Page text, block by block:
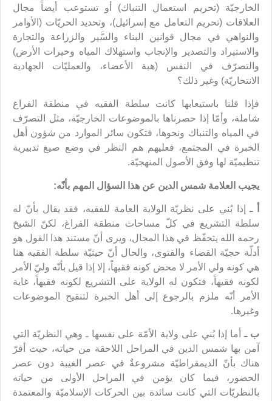
الخارجيّة (تحريم استعمال التنباك) أو تستوعب أيضاً مجال
العلاقات (تحريم التعامل مع إسرائيل)، وتحديد الحريّات (الأوامر
والنواهي في مجال قوانين البناء والسَّير والزراعة والتجارة
والاستيراد والتصدير والإنجاب واستهلاك المياه وخيرات الأرض)
والتصرّف في النفس (هبة الأعضاء، والعمليّات الجهادية
الانتحاريّة) وغير ذلك؟
فإذا قلنا باستيعابها كانت سلطة الفقيه في منطقة الفراغ
شاملة، وأمّا إذا حصرناها بالموضوعات الخارجيّة، مثل التصرّف
في المياه والتنباك ونحوها، فتكون سائر الموارد من شؤون أهل
الخبرة في المجتمع، فعليهم هم النظر في وضع صيغ تدبيرية
تنظيميّة لها وفق الأصول المنهجيّة.
يجيب العلامة شمس الدين عن هذا السؤال المهم بأنّه:
أ ـإذا بُني على نظريّة الولاية العامة للفقيه، فقد يقال بأنّ له
سلطة التشريع في كلّ مساحات منطقة الفراغ، لكنّ الشيخ
رحمه الله يتحفّظ في هذا المجال، ويرى أنّ مستند هذا القول هو
أدلّة حجيّة القضاء والفتوى، والحال أنّ حيثيّة سلطة الفقيه هنا
هي كونه ولي الأمر لا محض كونه فقيهاً، إلا إذا قيل بأنّه وليّ الأمر
لكونه فقيهاً، فتكون له الولاية على التشريع لكونه فقيهاً، غاية
الأمر أنّه ملزم بالرجوع إلى أهل الخبرة لتنقيح الموضوعات
وغيرها.
ب ـ أما إذا بُني على ولاية الأمّة على نفسها ـ وهي النظريّة التي
آمن بها شمس الدين في المراحل اللاحقة من حياته، حيث أقرّ
هناك بأنّ الديمقراطيّة مشروعةٌ في عصر الغيبة دون عصر
الحضور، فيما كان يؤمن في المراحل الأولى من حياته
بالنظريّات التي كانت سائدة بين الحركات الإسلاميّة والمعتمدة